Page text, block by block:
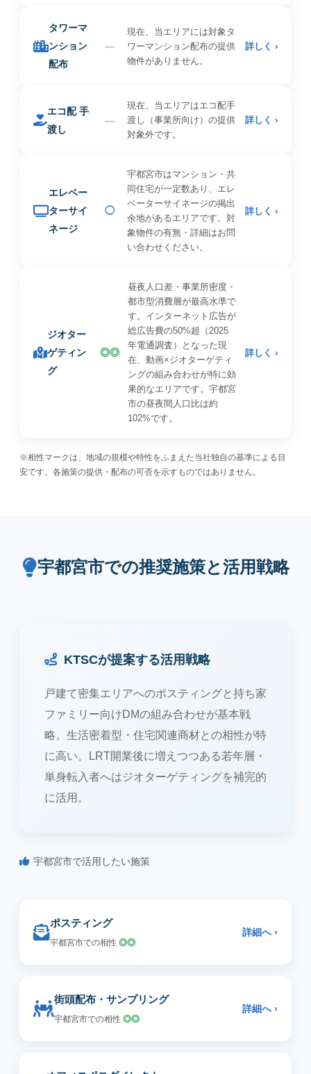
タワーマ
ンション
配布
—
現在、当エリアには対象タ
ワーマンション配布の提供
物件がありません。
詳しく ›
エコ配 手
渡し
—
現在、当エリアはエコ配手
渡し（事業所向け）の提供
対象外です。
詳しく ›
エレベー
ターサイ
ネージ
◯
宇都宮市はマンション・共
同住宅が一定数あり、エレ
ベーターサイネージの掲出
余地があるエリアです。対
象物件の有無・詳細はお問
い合わせください。
詳しく ›
ジオター
ゲティン
グ
◎◎
昼夜人口差・事業所密度・
都市型消費層が最高水準で
す。インターネット広告が
総広告費の50%超（2025
年電通調査）となった現
在、動画×ジオターゲティ
ングの組み合わせが特に効
果的なエリアです。宇都宮
市の昼夜間人口比は約
102%です。
詳しく ›
※相性マークは、地域の規模や特性をふまえた当社独自の基準による目
安です。各施策の提供・配布の可否を示すものではありません。
宇都宮市での推奨施策と活用戦略
KTSCが提案する活用戦略
戸建て密集エリアへのポスティングと持ち家
ファミリー向けDMの組み合わせが基本戦
略。生活密着型・住宅関連商材との相性が特
に高い。LRT開業後に増えつつある若年層・
単身転入者へはジオターゲティングを補完的
に活用。
宇都宮市で活用したい施策
ポスティング
宇都宮市での相性 ◎◎
詳細へ ›
街頭配布・サンプリング
宇都宮市での相性 ◎◎
詳細へ ›